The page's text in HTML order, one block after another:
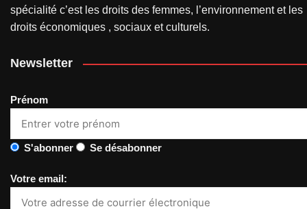
spécialité c’est les droits des femmes, l’environnement et les
droits économiques , sociaux et culturels.
Newsletter
Prénom
S'abonner Se désabonner
Votre email: